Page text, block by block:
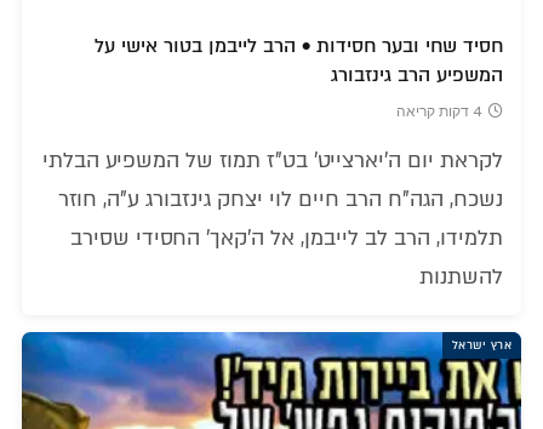
חסיד שחי ובער חסידות • הרב לייבמן בטור אישי על
המשפיע הרב גינזבורג
4 דקות קריאה
לקראת יום ה'יארצייט' בט"ז תמוז של המשפיע הבלתי
נשכח, הגה"ח הרב חיים לוי יצחק גינזבורג ע"ה, חוזר
תלמידו, הרב לב לייבמן, אל ה'קאך' החסידי שסירב
להשתנות
ארץ ישראל